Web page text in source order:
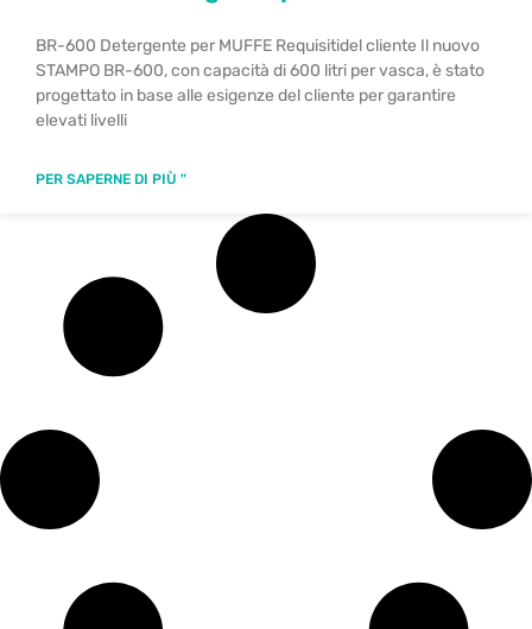
BR-600 Detergente per MUFFE Requisitidel cliente Il nuovo
STAMPO BR-600, con capacità di 600 litri per vasca, è stato
progettato in base alle esigenze del cliente per garantire
elevati livelli
PER SAPERNE DI PIÙ "